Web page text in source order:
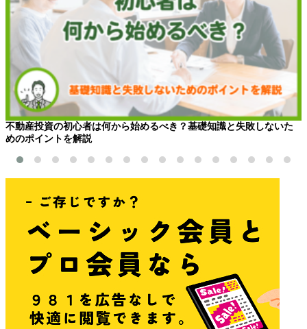
不動産投資の初心者は何から始めるべき？基礎知識と失敗しないた
めのポイントを解説